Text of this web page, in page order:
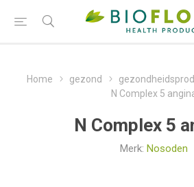
Home gezond
N Complex 5
N Complex 5
Merk: Nosoden